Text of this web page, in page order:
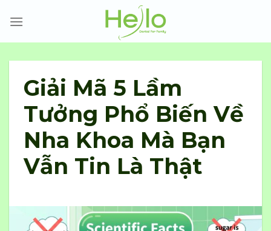
Giải Mã 5 Lầm
Tưởng Phổ Biến Về
Nha Khoa Mà Bạn
Vẫn Tin Là Thật